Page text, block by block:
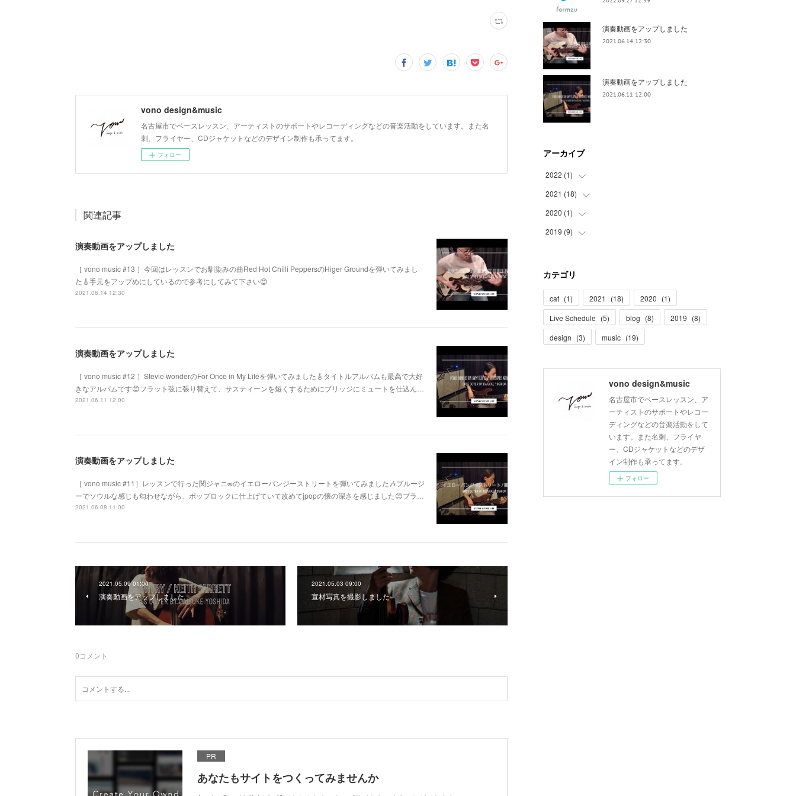
vono design&music
名古屋市でベースレッスン、アーティストのサポートやレコーディングなどの音楽活動をしています。また名
刺、フライヤー、CDジャケットなどのデザイン制作も承ってます。
フォロー
関連記事
演奏動画をアップしました
［ vono music #13 ］今回はレッスンでお馴染みの曲Red Hot Chilli PeppersのHiger Groundを弾いてみまし
た🎸手元をアップめにしているので参考にしてみて下さい😊
2021.06.14 12:30
演奏動画をアップしました
［ vono music #12 ］Stevie wonderのFor Once in My Lifeを弾いてみました🎸タイトルアルバムも最高で大好
きなアルバムです😊フラット弦に張り替えて、サスティーンを短くするためにブリッジにミュートを仕込ん…
2021.06.11 12:00
演奏動画をアップしました
［ vono music #11］レッスンで行った関ジャニ∞のイエローパンジーストリートを弾いてみました🎶ブルージ
ーでソウルな感じも匂わせながら、ポップロックに仕上げていて改めてjpopの懐の深さを感じました😊ブラ…
2021.06.08 11:00
2021.05.09 01:00
演奏動画をアップしました
2021.05.03 09:00
宣材写真を撮影しました
0コメント
PR
あなたもサイトをつくってみませんか
演奏動画をアップしました
2021.06.14 12:30
演奏動画をアップしました
2021.06.11 12:00
アーカイブ
2022 (1)
(1
2021 (18)
(
)
(
)
2020 (1)
(
)
2019 (9)
(3)
カテゴリ
cat (1) 2021 (18) 2020 (1)
Live Schedule (5) blog (8) 2019 (8)
design (3) music (19)
vono design&music
名古屋市でベースレッスン、ア
ーティストのサポートやレコー
ディングなどの音楽活動をして
います。また名刺、フライヤ
ー、CDジャケットなどのデザ
イン制作も承ってます。
フォロー